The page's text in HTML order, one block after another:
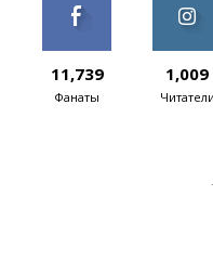
11,739
Фанаты
1,009
Читатели